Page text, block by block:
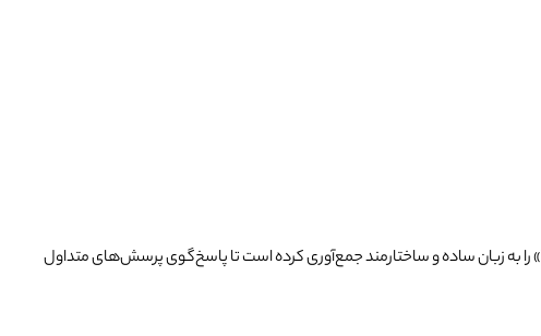
» را به زبان ساده و ساختارمند جمع‌آوری کرده است تا پاسخ‌گوی پرسش‌های متداول